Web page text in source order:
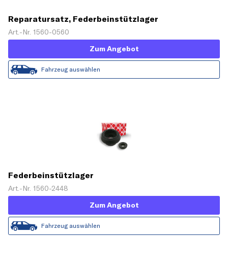
Reparatursatz, Federbeinstützlager
Art.-Nr. 1560-0560
Zum Angebot
Fahrzeug auswählen
Federbeinstützlager
Art.-Nr. 1560-2448
Zum Angebot
Fahrzeug auswählen